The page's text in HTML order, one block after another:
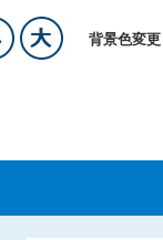
背景色変更